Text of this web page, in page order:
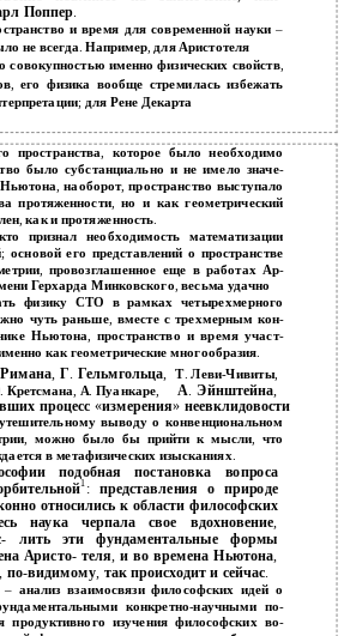
Поппер
и время для современной науки–
не всегда. Например,для Аристотеля
совокупностью именно физических свойств,
, его физика вообще стремилась избежать
; для Рене Декарта
пространства, которое было необходимо
было субстанциально и не имело значе-
,наоборот,пространство выступало
протяженности,но и как геометрический
,как и протяженность.
кто признал необходимость математизации
;основой его представлений о пространстве
провозглашенное еще в работах Ар-
Герхарда Минковского, весьма удачно
физику СТО в рамках четырехмерного
чуть раньше, вместе с трехмерным кон-
Ньютона,пространство и время участ-
как геометрические многообразия.
Римана ,Г Гельмгольца Т. Леви-Чивиты,
. Кретсмана, А. Пуанкаре, А.Эйнштейна,
процесс «измерения» неевклидовости
выводу о конвенциональном
, можно было бы прийти к мысли, что
в метафизических изысканиях.
подобная постановка вопроса
1 : представления о природе
относились к области философских
наука черпала свое вдохновение,
- лить эти фундаментальные формы
Аристо- теля,и во времена Ньютона,
по-видимому, так происходит и сейчас.
– анализ взаимосвязи философских идей о
конкретно-научными по-
продуктивного изучения философских во-